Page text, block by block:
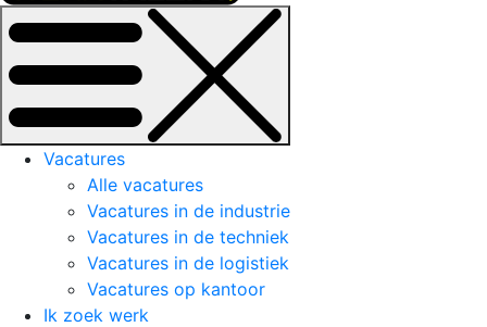
Vacatures
Alle vacatures
Vacatures in de industrie
Vacatures in de techniek
Vacatures in de logistiek
Vacatures op kantoor
Ik zoek werk